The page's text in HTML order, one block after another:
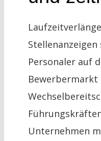
Personaler auf
Unternehmen